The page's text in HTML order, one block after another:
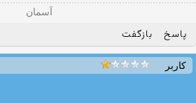
آسمان
پاسخ بازگفت
کاربر